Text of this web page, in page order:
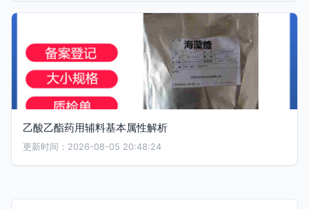
乙酸乙酯药用辅料基本属性解析
更新时间：2026-08-05 20:48:24